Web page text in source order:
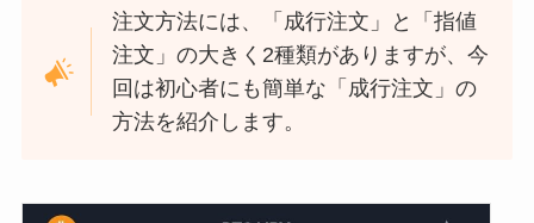
注文方法には、「成行注文」と「指値
注文」の大きく2種類がありますが、今
回は初心者にも簡単な「成行注文」の
方法を紹介します。